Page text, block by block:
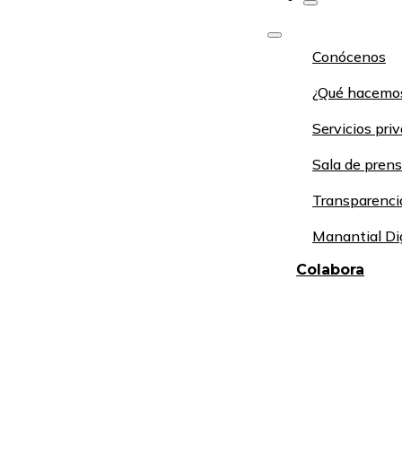
Conócenos
¿Qué
Servicios
Sala de
Manantial
Colabora